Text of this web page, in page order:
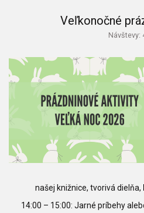
Veľkonočné
Návštevy:
našej knižnice, tvorivá dielňa,
14:00 – 15:00: Jarné príbehy